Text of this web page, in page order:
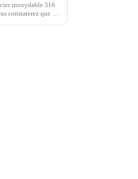
inoxydable 316
constaterez que de